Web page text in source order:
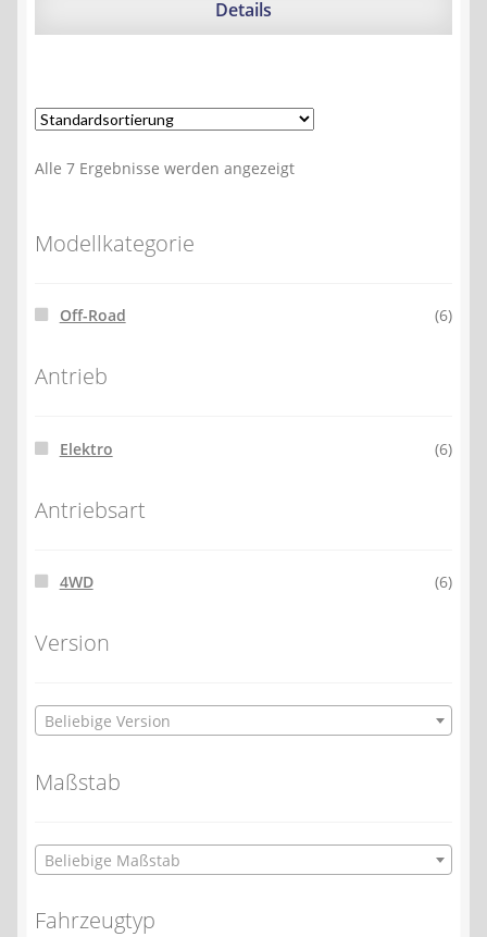
Details
Alle 7 Ergebnisse werden angezeigt
Modellkategorie
Off-Road (6)
Antrieb
Elektro (6)
Antriebsart
4WD (6)
Version
Beliebige Version
Maßstab
Beliebige Maßstab
Fahrzeugtyp